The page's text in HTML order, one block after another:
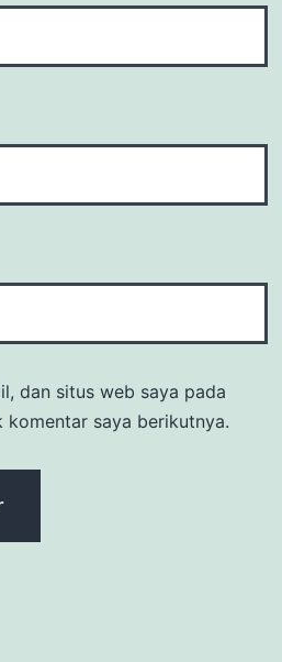
dan situs web saya pada
komentar saya berikutnya.